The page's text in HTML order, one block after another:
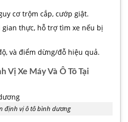
cơ trộm cắp, cướp giật.
thực, hỗ trợ tìm xe nếu bị
và điểm dừng/đỗ hiệu quả.
Vị Xe Máy Và Ô Tô Tại
định vị ô tô bình dương